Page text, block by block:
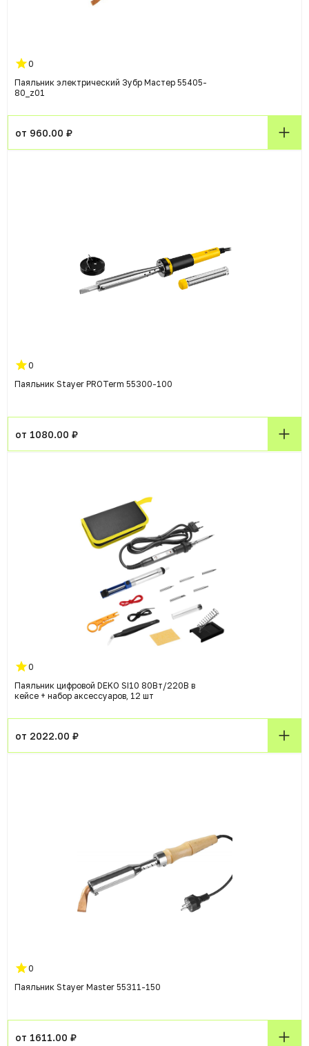
0
Паяльник электрический Зубр Мастер 55405-
80_z01
от 960.00 ₽
0
Паяльник Stayer PROTerm 55300-100
от 1080.00 ₽
0
Паяльник цифровой DEKO SI10 80Вт/220В в
кейсе + набор аксессуаров, 12 шт
от 2022.00 ₽
0
Паяльник Stayer Master 55311-150
от 1611.00 ₽